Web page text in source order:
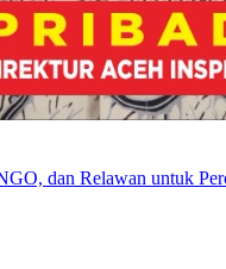
dan Relawan untuk